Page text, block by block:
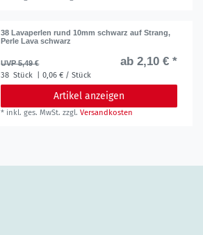
38 Lavaperlen rund 10mm schwarz auf Strang,
Perle Lava schwarz
UVP 5,49 € ab 2,10 € *
38 Stück | 0,06 € / Stück
Artikel anzeigen
* inkl. ges. MwSt. zzgl.Versandkosten